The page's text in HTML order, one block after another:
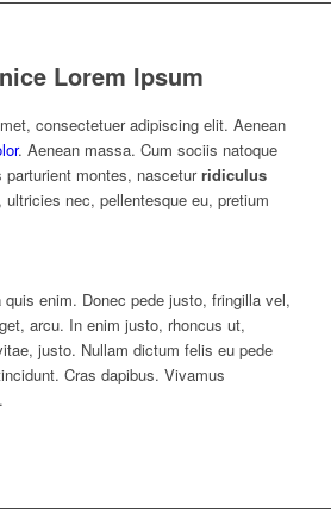
Lorem Ipsum
consectetuer adipiscing elit. Aenean
. Aenean massa. Cum sociis natoque
montes, nasceturridiculus
nec, pellentesque eu, pretium
quis enim. Donec pede justo, fringilla vel,
arcu. In enim justo, rhoncus ut,
justo. Nullam dictum felis eu pede
Cras dapibus. Vivamus